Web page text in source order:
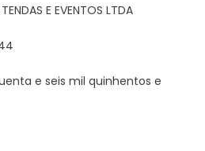
E EVENTOS LTDA
e seis mil quinhentos e